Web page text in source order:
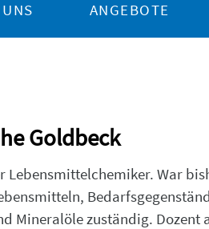
ANGEBOTE
Goldbeck
Lebensmittelchemiker. War
Mineralöle zuständig. Dozent